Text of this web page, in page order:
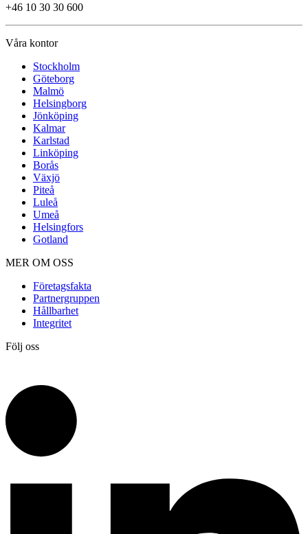
+46 10 30 30 600
Våra kontor
Stockholm
Göteborg
Malmö
Helsingborg
Jönköping
Kalmar
Karlstad
Linköping
Borås
Växjö
Piteå
Luleå
Umeå
Helsingfors
Gotland
MER OM OSS
Företagsfakta
Partnergruppen
Hållbarhet
Integritet
Följ oss